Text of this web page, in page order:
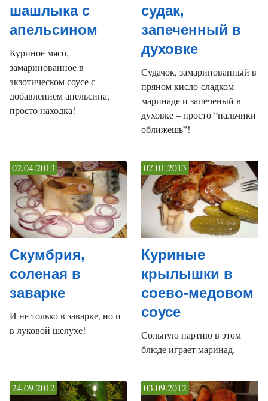
шашлыка с
апельсином
Куриное мясо,
замаринованное в
экзотическом соусе с
добавлением апельсина,
просто находка!
судак,
запеченный в
духовке
Судачок, замаринованный в
пряном кисло-сладком
маринаде и запеченый в
духовке – просто “пальчики
оближешь”!
Скумбрия,
соленая в
заварке
02.04.2013
И не только в заварке, но и
в луковой шелухе!
Куриные
крылышки в
соево-медовом
соусе
07.01.2013
Сольную партию в этом
блюде играет маринад.
24.09.2012 03.09.2012